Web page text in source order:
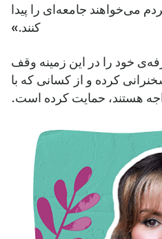
می‌خواهند جامعه‌ای را پیدا
کنند.»
خود را در این زمینه وقف
کرده و از کسانی که با
هستند، حمایت کرده است.